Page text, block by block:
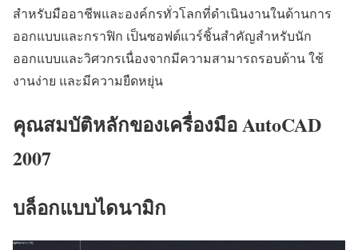
สำหรับมืออาชีพและองค์กรทั่วโลกที่ดำเนินงานในด้านการ
ออกแบบและกราฟิก เป็นซอฟต์แวร์ชิ้นสำคัญสำหรับนัก
ออกแบบและวิศวกรเนื่องจากมีความสามารถรอบด้าน ใช้
งานง่าย และมีความยืดหยุ่น
คุณสมบัติหลักของเครื่องมือ AutoCAD
2007
บล็อกแบบไดนามิก